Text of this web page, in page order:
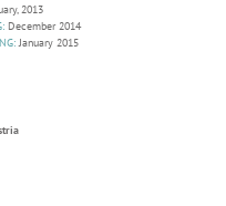
2013
December 2014
January 2015